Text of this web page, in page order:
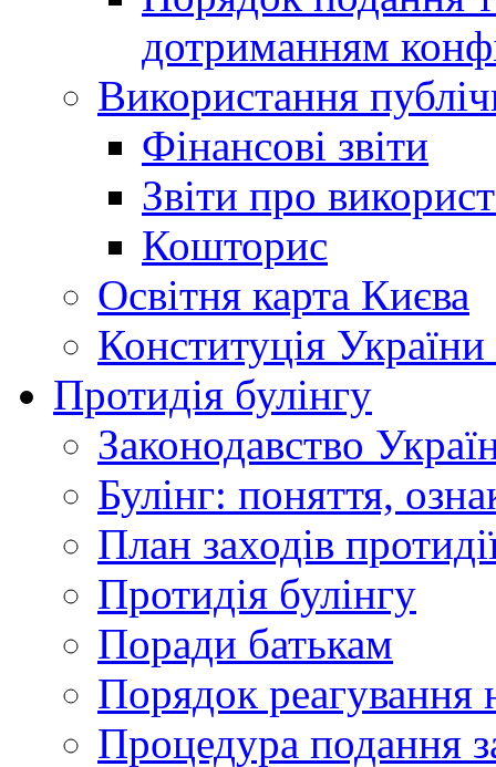
дотриманням
Використання
Фінансові звіти
Звіти про
Кошторис
Освітня карта Києва
Конституція
Протидія булінгу
Законодавство
Булінг: поняття,
План заходів
Протидія булінгу
Поради батькам
Порядок реагування
Процедура подання